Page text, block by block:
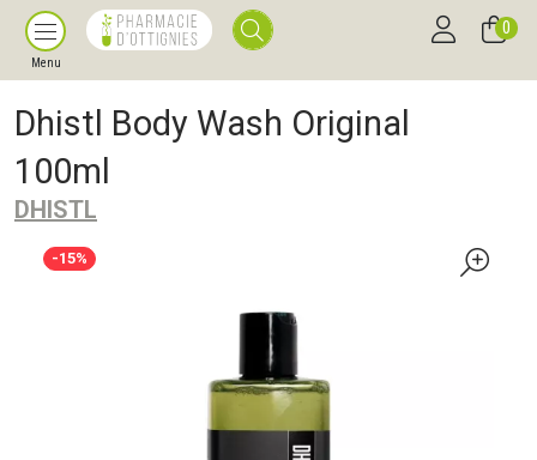
Menu
0
Dhistl Body Wash Original
100ml
DHISTL
-15%